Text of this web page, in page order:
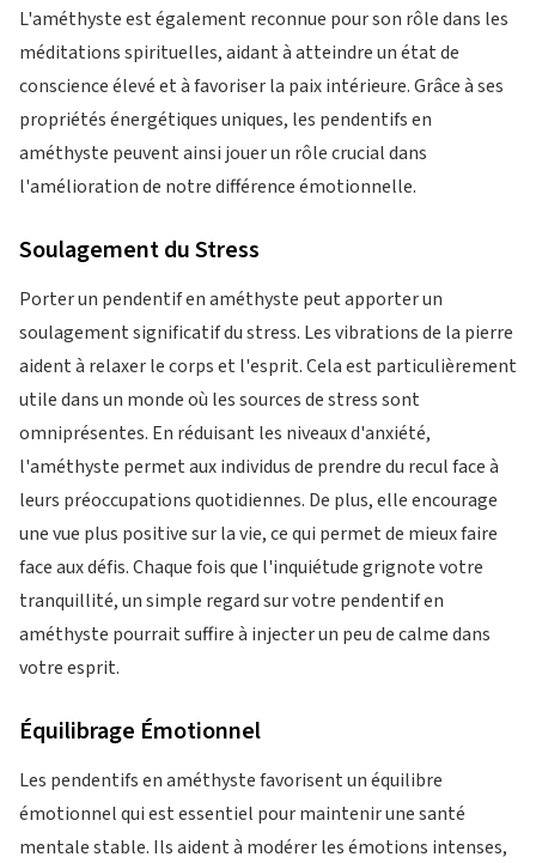
L'améthyste est également reconnue pour son rôle dans les
méditations spirituelles, aidant à atteindre un état de
conscience élevé et à favoriser la paix intérieure. Grâce à ses
propriétés énergétiques uniques, les pendentifs en
améthyste peuvent ainsi jouer un rôle crucial dans
l'amélioration de notre différence émotionnelle.
Soulagement du Stress
Porter un pendentif en améthyste peut apporter un
soulagement significatif du stress. Les vibrations de la pierre
aident à relaxer le corps et l'esprit. Cela est particulièrement
utile dans un monde où les sources de stress sont
omniprésentes. En réduisant les niveaux d'anxiété,
l'améthyste permet aux individus de prendre du recul face à
leurs préoccupations quotidiennes. De plus, elle encourage
une vue plus positive sur la vie, ce qui permet de mieux faire
face aux défis. Chaque fois que l'inquiétude grignote votre
tranquillité, un simple regard sur votre pendentif en
améthyste pourrait suffire à injecter un peu de calme dans
votre esprit.
Équilibrage Émotionnel
Les pendentifs en améthyste favorisent un équilibre
émotionnel qui est essentiel pour maintenir une santé
mentale stable. Ils aident à modérer les émotions intenses,